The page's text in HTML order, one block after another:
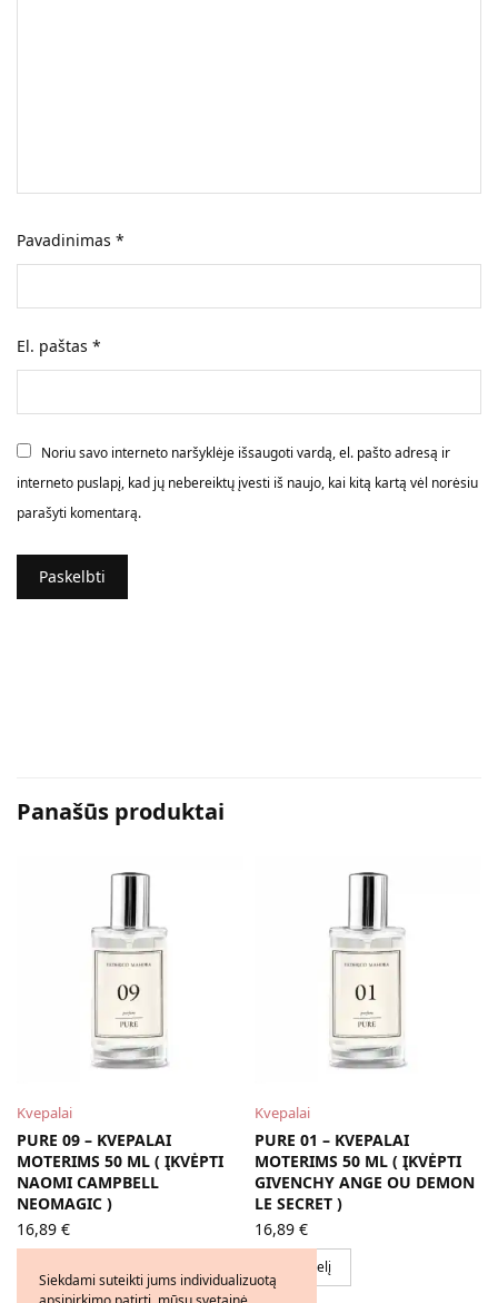
Pavadinimas*
El. paštas*
Noriu savo interneto naršyklėje išsaugoti vardą, el. pašto adresą ir
interneto puslapį, kad jų nebereiktų įvesti iš naujo, kai kitą kartą vėl norėsiu
parašyti komentarą.
Panašūs produktai
Kvepalai
PURE 09 – KVEPALAI
MOTERIMS 50 ML ( ĮKVĖPTI
NAOMI CAMPBELL
NEOMAGIC )
16,89 €
Kvepalai
PURE 01 – KVEPALAI
MOTERIMS 50 ML ( ĮKVĖPTI
GIVENCHY ANGE OU DEMON
LE SECRET )
16,89 €
Į krepšelį
Siekdami suteikti jums individualizuotą